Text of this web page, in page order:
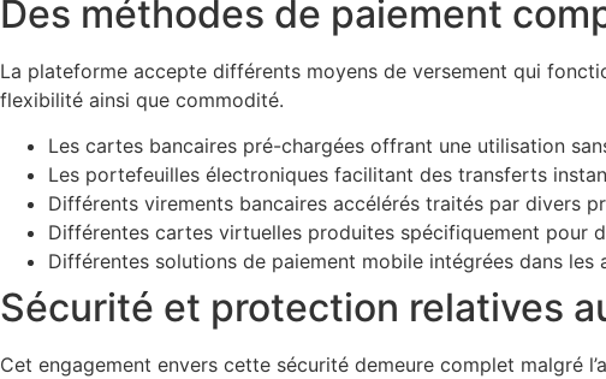
Des méthodes de paiement
La plateforme accepte différents moyens de versement qui
flexibilité ainsi que commodité.
Les cartes bancaires pré-chargées offrant une utilisation
Les portefeuilles électroniques facilitant des transferts
Différents virements bancaires accélérés traités par divers
Différentes cartes virtuelles produites spécifiquement pour
Différentes solutions de paiement mobile intégrées dans les
Sécurité et protection relatives
Cet engagement envers cette sécurité demeure complet malgré